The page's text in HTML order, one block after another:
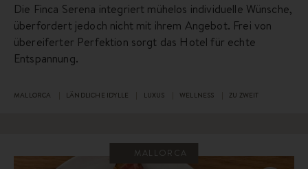
Die Finca Serena integriert mühelos individuelle Wünsche,
überfordert jedoch nicht mit ihrem Angebot. Frei von
übereiferter Perfektion sorgt das Hotel für echte
Entspannung.
MALLORCA LÄNDLICHE IDYLLE LUXUS WELLNESS ZU ZWEIT
MALLORCA